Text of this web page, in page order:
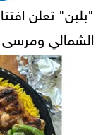
الشمالي ومرسى